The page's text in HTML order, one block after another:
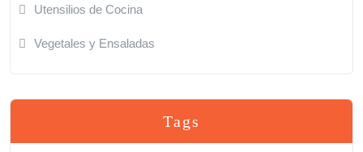
Utensilios de Cocina
Vegetales y Ensaladas
Tags